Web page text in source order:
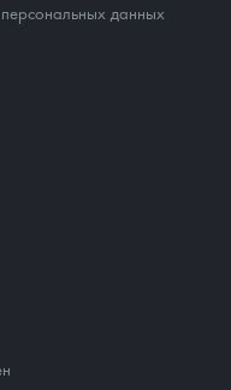
данных